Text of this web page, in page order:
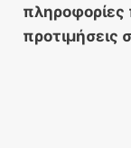
πληροφορίες
προτιμήσεις